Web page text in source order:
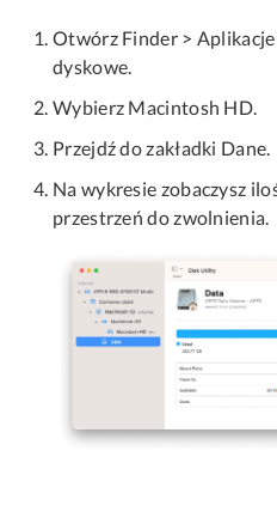
Otwórz Finder >
dyskowe.
Wybierz Macintosh HD.
Przejdź do zakładki Dane.
Na wykresie zobaczysz
przestrzeń do zwolnienia.